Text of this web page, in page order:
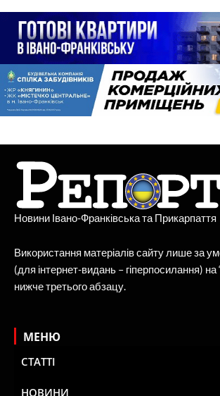
Новини Івано-Франківська та Прикарпаття
Використання матеріалів сайту лише за
(для інтернет-видань – гіперпосилання) на
нижче третього абзацу.
МЕНЮ
СТАТТІ
НОВИНИ